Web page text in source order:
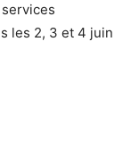
services
les 2, 3 et 4 juin